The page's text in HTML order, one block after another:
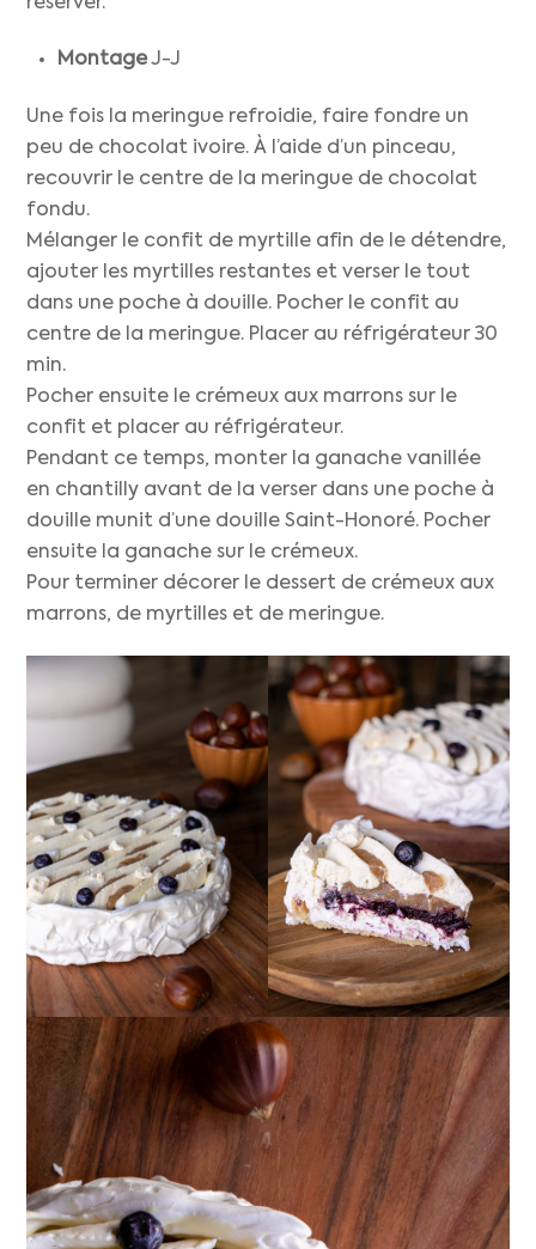
MontageJ-J
Une fois la meringue refroidie, faire fondre un
peu de chocolat ivoire. À l’aide d’un pinceau,
recouvrir le centre de la meringue de chocolat
fondu.
Mélanger le confit de myrtille afin de le détendre,
ajouter les myrtilles restantes et verser le tout
dans une poche à douille. Pocher le confit au
centre de la meringue. Placer au réfrigérateur 30
min.
Pocher ensuite le crémeux aux marrons sur le
confit et placer au réfrigérateur.
Pendant ce temps, monter la ganache vanillée
en chantilly avant de la verser dans une poche à
douille munit d’une douille Saint-Honoré. Pocher
ensuite la ganache sur le crémeux.
Pour terminer décorer le dessert de crémeux aux
marrons, de myrtilles et de meringue.